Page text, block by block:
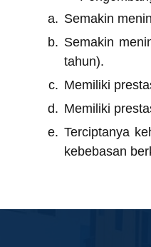
Semakin
Semakin
tahun).
Memiliki
Memiliki
Terciptanya
kebebasan